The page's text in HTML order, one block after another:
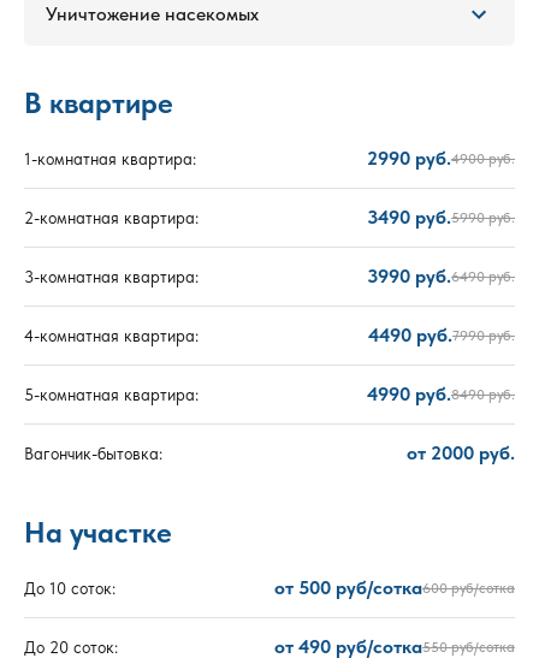
Уничтожение насекомых
В квартире
1-комнатная квартира: 2990 руб.4900 руб.
2-комнатная квартира: 3490 руб.5990 руб.
3-комнатная квартира: 3990 руб.6490 руб.
4-комнатная квартира: 4490 руб.7990 руб.
5-комнатная квартира: 4990 руб.8490 руб.
Вагончик-бытовка: от 2000 руб.
На участке
До 10 соток: от 500 руб/сотка600 руб/сотка
До 20 соток: от 490 руб/сотка550 руб/сотка